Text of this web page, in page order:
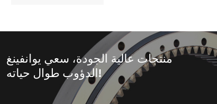
منتجات عالية الجودة، سعي يوانفينغ
الدؤوب طوال حياته!